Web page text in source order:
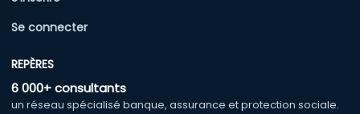
Se connecter
REPÈRES
6 000+ consultants
un réseau spécialisé banque, assurance et protection sociale.